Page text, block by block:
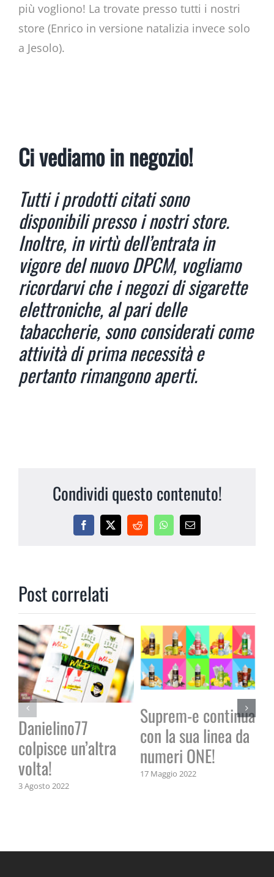
più vogliono! La trovate presso tutti i nostri
store (Enrico in versione natalizia invece solo
a Jesolo).
Ci vediamo in negozio!
Tutti i prodotti citati sono
disponibili presso i nostri store.
Inoltre, in virtù dell’entrata in
vigore del nuovo DPCM, vogliamo
ricordarvi che i negozi di sigarette
elettroniche, al pari delle
tabaccherie, sono considerati come
attività di prima necessità e
pertanto rimangono aperti.
Condividi questo contenuto!
Facebook
X RedditWhatsApp
Email
Post correlati
Danielino77
colpisce un’altra
volta!
3 Agosto 2022
Suprem-e continua
con la sua linea da
numeri ONE!
17 Maggio 2022